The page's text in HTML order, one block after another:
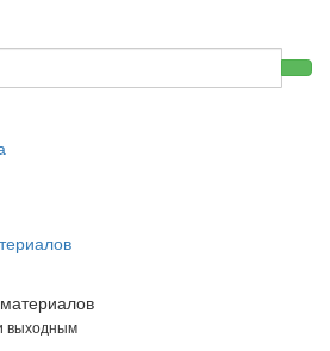
выходным